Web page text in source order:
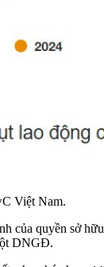
Việt Nam.
quyền sở
DNGĐ.